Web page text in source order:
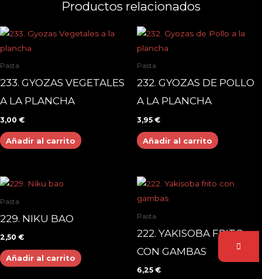
Productos relacionados
Pasta
233. GYOZAS VEGETALES
A LA PLANCHA
3,00 €
Añadir al carrito
Pasta
232. GYOZAS DE POLLO
A LA PLANCHA
3,95 €
Añadir al carrito
Pasta
229. NIKU BAO
2,50 €
Añadir al carrito
Pasta
222. YAKISOBA FRITO
CON GAMBAS
6,25 €